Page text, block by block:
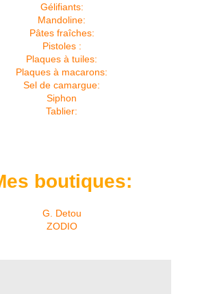
Gélifiants:
Mandoline:
Pâtes fraîches:
Pistoles :
Plaques à tuiles:
Plaques à macarons:
Sel de camargue:
Siphon
Tablier:
boutiques:
G. Detou
ZODIO